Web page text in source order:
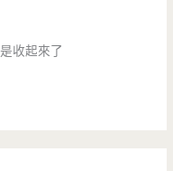
收起來了